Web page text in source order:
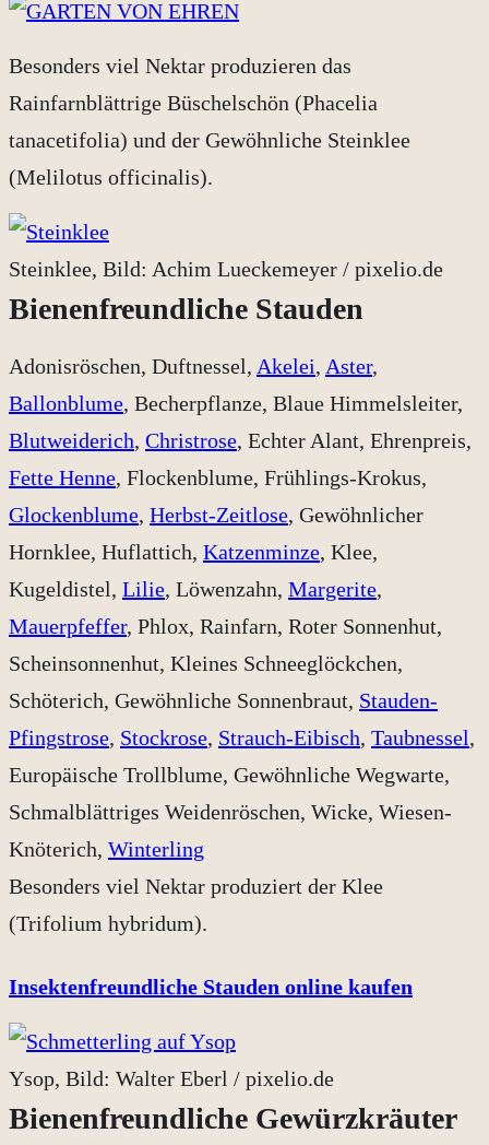
Besonders viel Nektar produzieren das
Rainfarnblättrige Büschelschön (Phacelia
tanacetifolia) und der Gewöhnliche Steinklee
(Melilotus officinalis).
Steinklee, Bild: Achim Lueckemeyer / pixelio.de
Bienenfreundliche Stauden
Adonisröschen, Duftnessel, Akelei, Aster,
Ballonblume, Becherpflanze, Blaue Himmelsleiter,
Blutweiderich, Christrose, Echter Alant, Ehrenpreis,
Fette Henne, Flockenblume, Frühlings-Krokus,
Glockenblume, Herbst-Zeitlose, Gewöhnlicher
Hornklee, Huflattich, Katzenminze, Klee,
Kugeldistel, Lilie, Löwenzahn, Margerite,
Mauerpfeffer, Phlox, Rainfarn, Roter Sonnenhut,
Scheinsonnenhut, Kleines Schneeglöckchen,
Schöterich, Gewöhnliche Sonnenbraut, Stauden-
Pfingstrose, Stockrose, Strauch-Eibisch, Taubnessel,
Europäische Trollblume, Gewöhnliche Wegwarte,
Schmalblättriges Weidenröschen, Wicke, Wiesen-
Knöterich, Winterling
Besonders viel Nektar produziert der Klee
(Trifolium hybridum).
Insektenfreundliche Stauden online kaufen
Ysop, Bild: Walter Eberl / pixelio.de
Bienenfreundliche Gewürzkräuter